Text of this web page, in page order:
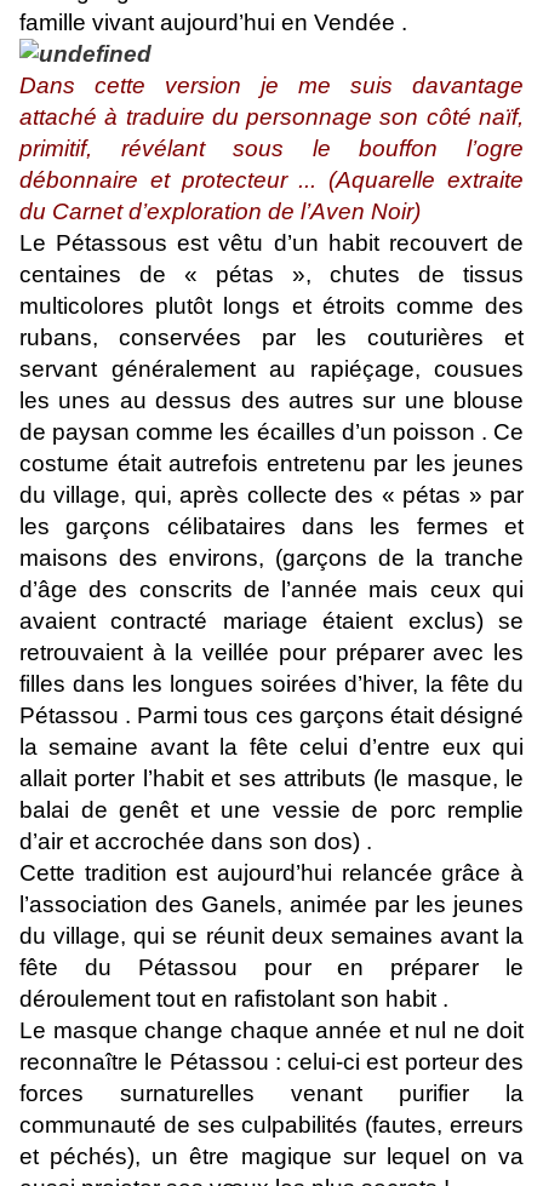
famille vivant aujourd’hui en Vendée .
Dans cette version je me suis davantage
attaché à traduire du personnage son côté naïf,
primitif, révélant sous le bouffon l’ogre
débonnaire et protecteur ... (Aquarelle extraite
du Carnet d’exploration de l’Aven Noir)
Le Pétassous est vêtu d’un habit recouvert de
centaines de « pétas », chutes de tissus
multicolores plutôt longs et étroits comme des
rubans, conservées par les couturières et
servant généralement au rapiéçage, cousues
les unes au dessus des autres sur une blouse
de paysan comme les écailles d’un poisson . Ce
costume était autrefois entretenu par les jeunes
du village, qui, après collecte des « pétas » par
les garçons célibataires dans les fermes et
maisons des environs, (garçons de la tranche
d’âge des conscrits de l’année mais ceux qui
avaient contracté mariage étaient exclus) se
retrouvaient à la veillée pour préparer avec les
filles dans les longues soirées d’hiver, la fête du
Pétassou . Parmi tous ces garçons était désigné
la semaine avant la fête celui d’entre eux qui
allait porter l’habit et ses attributs (le masque, le
balai de genêt et une vessie de porc remplie
d’air et accrochée dans son dos) .
Cette tradition est aujourd’hui relancée grâce à
l’association des Ganels, animée par les jeunes
du village, qui se réunit deux semaines avant la
fête du Pétassou pour en préparer le
déroulement tout en rafistolant son habit .
Le masque change chaque année et nul ne doit
reconnaître le Pétassou : celui-ci est porteur des
forces surnaturelles venant purifier la
communauté de ses culpabilités (fautes, erreurs
et péchés), un être magique sur lequel on va